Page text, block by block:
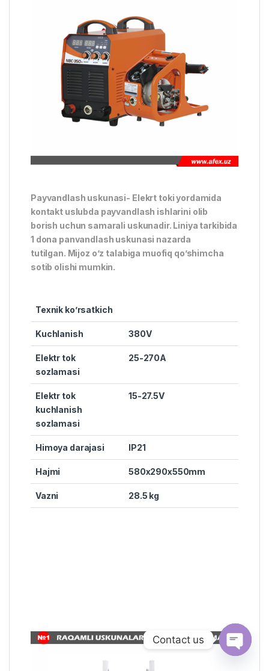
Payvandlash uskunasi- Elekrt toki yordamida
kontakt uslubda payvandlash ishlarini olib
borish uchun samarali uskunadir. Liniya tarkibida
1 dona panvandlash uskunasi nazarda
tutilgan. Mijoz o’z talabiga muofiq qo’shimcha
sotib olishi mumkin.
Texnik ko’rsatkich
Kuchlanish 380V
Elektr tok
sozlamasi
25-270A
Elektr tok
kuchlanish
sozlamasi
15-27.5V
Himoya darajasi IP21
Hajmi 580x290x550mm
Vazni 28.5 kg
Contact us